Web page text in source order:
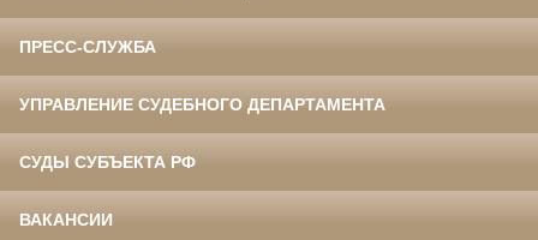
ПРЕСС-СЛУЖБА
УПРАВЛЕНИЕ СУДЕБНОГО ДЕПАРТАМЕНТА
СУДЫ СУБЪЕКТА РФ
ВАКАНСИИ